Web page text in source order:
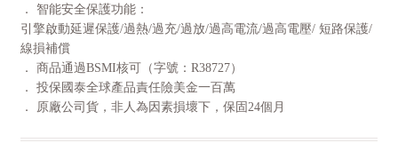
． 智能安全保護功能：
引擎啟動延遲保護/過熱/過充/過放/過高電流/過高電壓/ 短路保護/
線損補償
． 商品通過BSMI核可（字號：R38727）
． 投保國泰全球產品責任險美金一百萬
． 原廠公司貨，非人為因素損壞下，保固24個月